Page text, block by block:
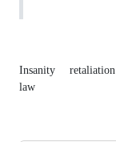
Insanity retaliation
law